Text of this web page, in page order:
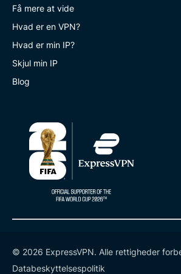
Få mere at vide
Hvad er en VPN?
Hvad er min IP?
Skjul min IP
Blog
© 2026 ExpressVPN. Alle rettigheder
Databeskyttelsespolitik